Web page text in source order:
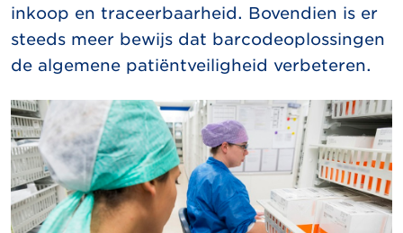
inkoop en traceerbaarheid. Bovendien is er
steeds meer bewijs dat barcodeoplossingen
de algemene patiëntveiligheid verbeteren.